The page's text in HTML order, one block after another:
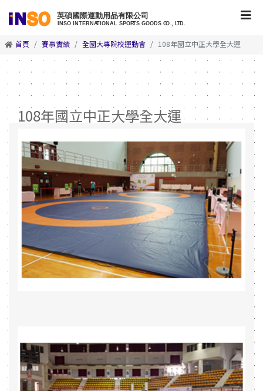
首頁 賽事實績 全國大專院校運動會 108年國立中正大學全大運
108年國立中正大學全大運